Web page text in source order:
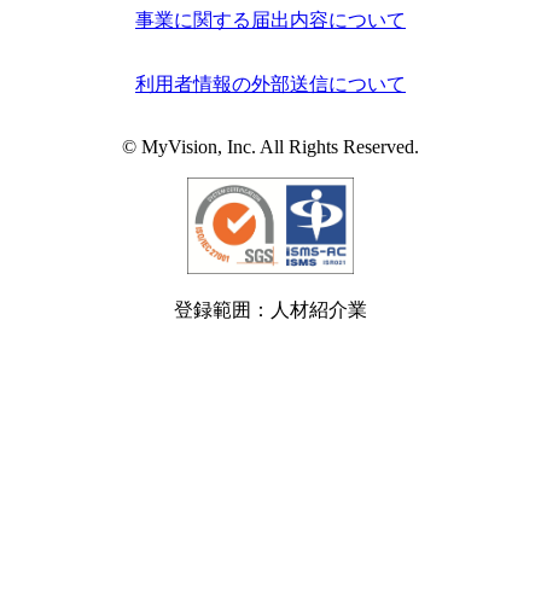
事業に関する届出内容について
利用者情報の外部送信について
© MyVision, Inc. All Rights Reserved.
登録範囲：人材紹介業